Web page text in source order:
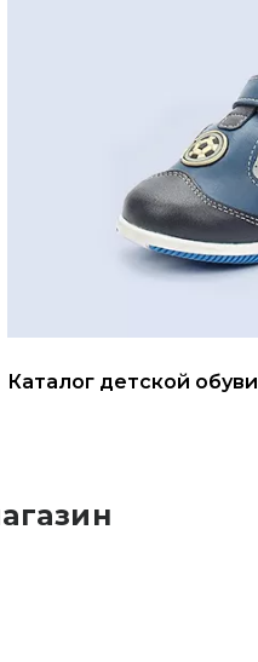
Каталог детской обуви